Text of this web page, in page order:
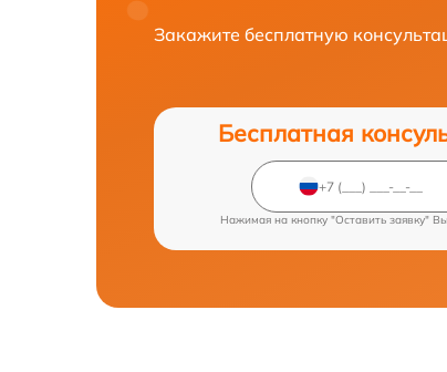
Закажите бесплатную
Бесплатная
Нажимая на кнопку "Оставить заявку"